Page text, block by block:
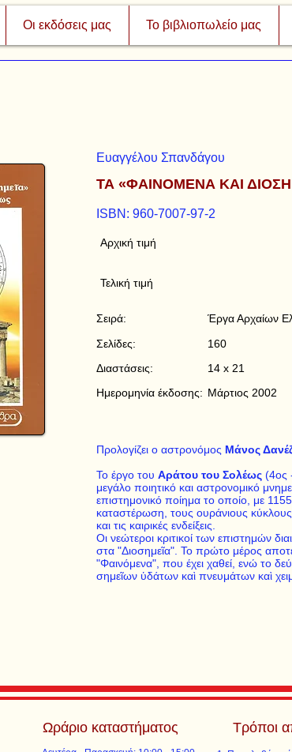
Οι εκδόσεις μας Το βιβλιοπωλείο μας
Ευαγγέλου Σπανδάγου
ΤΑ «ΦΑΙΝΟΜΕΝΑ ΚΑΙ
ISBN: 960-7007-97-2
Αρχική τιμή
Τελική τιμή
Σειρά:
Σελίδες:
Διαστάσεις:
Ημερομηνία έκδοσης:
Έργα Αρχαίων
160
14 x 21
Μάρτιος 2002
Προλογίζει ο αστρονόμος Μάνος
Το έργο του Αράτου του Σολέως (4ος
μεγάλο ποιητικό και αστρονομικό
επιστημονικό ποίημα το οποίο, με
καταστέρωση, τους ουράνιους
και τις καιρικές ενδείξεις.
Οι νεώτεροι κριτικοί των επιστημών
στα "Διοσημεῖα". Το πρώτο μέρος
"Φαινόμενα", που έχει χαθεί, ενώ το
σημεῖων ὑδάτων καὶ πνευμάτων καὶ
Ωράριο καταστήματος Τρόποι